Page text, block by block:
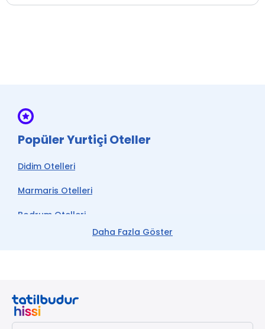
Güvenlik
Daha Fazla Göster
Popüler Yurtiçi Oteller
Didim Otelleri
Marmaris Otelleri
Bodrum Otelleri
Antalya Otelleri